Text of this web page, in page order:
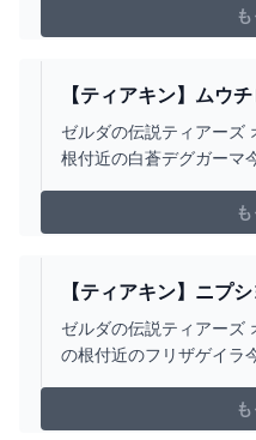
https://youtu.be/
https://youtu.be/
【ティアキン】ムウ
ーマ ゼルダの伝説テ
ム #ゼルダの伝説 #テ
ゼルダの伝説ティアーズ
根付近の白蒼デグガーマ
ィアキン#zelda
【ティアキン】ニプ
イラ ゼルダの伝説テ
ム #ゼルダの伝説 #テ
ゼルダの伝説ティアーズ
の根付近のフリザゲイラ
ィアキン#zelda